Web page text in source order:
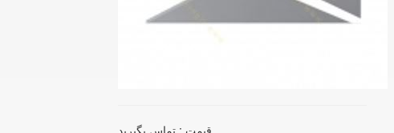
قیمت : تماس بگیرید